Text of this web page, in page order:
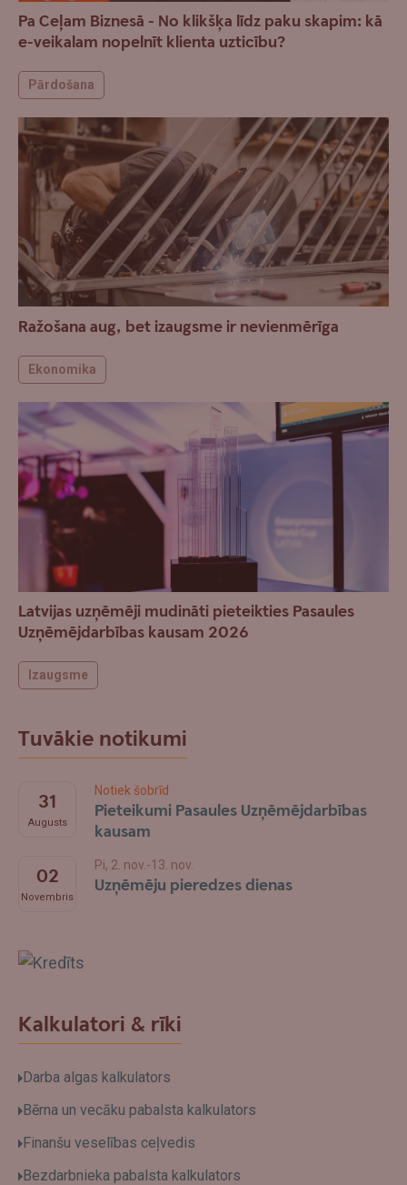
Pa Ceļam Biznesā - No klikšķa līdz paku skapim: kā
e-veikalam nopelnīt klienta uzticību?
Pārdošana
Ražošana aug, bet izaugsme ir nevienmērīga
Ekonomika
Latvijas uzņēmēji mudināti pieteikties Pasaules
Uzņēmējdarbības kausam 2026
Izaugsme
Tuvākie notikumi
31
Augusts
Notiek šobrīd
Pieteikumi Pasaules Uzņēmējdarbības
kausam
02
Novembris
Pi, 2. nov.-13. nov.
Uzņēmēju pieredzes dienas
Kalkulatori & rīki
Darba algas kalkulators
Bērna un vecāku pabalsta kalkulators
Finanšu veselības ceļvedis
Bezdarbnieka pabalsta kalkulators